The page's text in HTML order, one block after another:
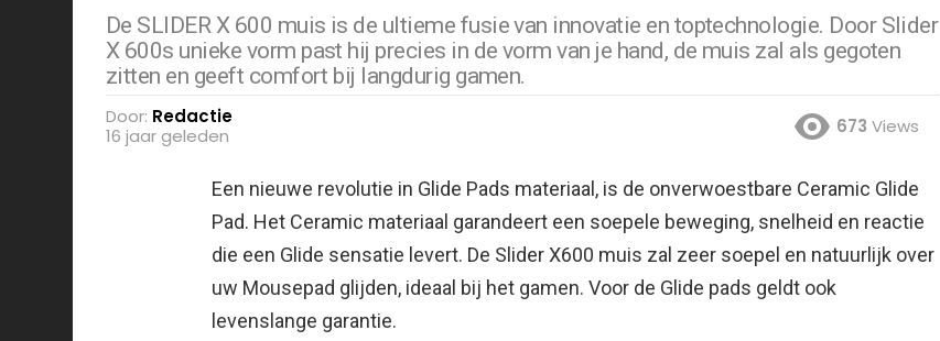
De SLIDER X 600 muis is de ultieme fusie van innovatie en toptechnologie. Door Slider
X 600s unieke vorm past hij precies in de vorm van je hand, de muis zal als gegoten
zitten en geeft comfort bij langdurig gamen.
Door: Redactie
16 jaar geleden
673 Views
Een nieuwe revolutie in Glide Pads materiaal, is de onverwoestbare Ceramic Glide
Pad. Het Ceramic materiaal garandeert een soepele beweging, snelheid en reactie
die een Glide sensatie levert. De Slider X600 muis zal zeer soepel en natuurlijk over
uw Mousepad glijden, ideaal bij het gamen. Voor de Glide pads geldt ook
levenslange garantie.